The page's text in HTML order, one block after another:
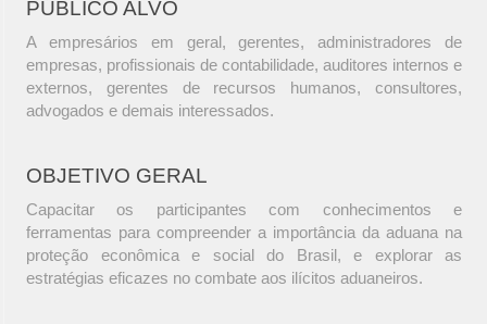
PÚBLICO ALVO
A empresários em geral, gerentes, administradores de
empresas, profissionais de contabilidade, auditores internos e
externos, gerentes de recursos humanos, consultores,
advogados e demais interessados.
OBJETIVO GERAL
Capacitar os participantes com conhecimentos e
ferramentas para compreender a importância da aduana na
proteção econômica e social do Brasil, e explorar as
estratégias eficazes no combate aos ilícitos aduaneiros.